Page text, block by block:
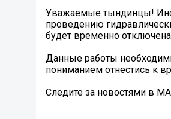
Уважаемые тындинцы!
проведению
будет временно
Данные работы
пониманием отнестись к
Следите за новостями в